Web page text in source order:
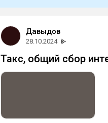
Давыдов
28.10.2024
Такс, общий сбор